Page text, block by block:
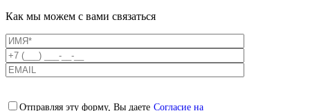
Как мы можем с вами связаться
Отправляя эту форму, Вы даете Согласие на